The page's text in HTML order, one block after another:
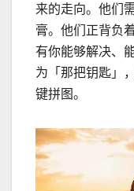
来的走向。他们
膏。他们正背负
有你能够解决、
为「那把钥匙」
键拼图。